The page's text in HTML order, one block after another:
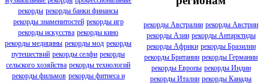
рекорды рекорды банки финансы
рекорды знаменитостей рекорды игр
рекорды искусства рекорды кино
рекорды медицины рекорды мод рекорды
путешествий рекорды селфи рекорды
сельского хозяйства рекорды технологий
рекорды фильмов рекорды фитнеса и
рекорды Австралии рекорды Австрии
рекорды Азии рекорды Антарктиды
рекорды Африки рекорды Бразилии
рекорды Британии рекорды Германии
рекорды Европы рекорды Индии
рекорды Италии рекорды Канады